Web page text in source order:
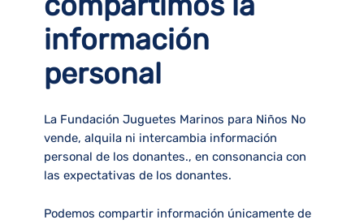
información
personal
La Fundación Juguetes Marinos para Niños No
vende, alquila ni intercambia información
personal de los donantes., en consonancia con
las expectativas de los donantes.
Podemos compartir información únicamente de